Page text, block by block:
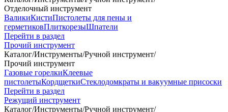
Отделочный инструмент
ВаликиКистиПистолеты для пены и
герметиковПлиткорезыШпатели
Перейти в раздел
Прочий инструмент
Каталог/Инструменты/Ручной инструмент/
Прочий инструмент
Газовые горелкиКлеевые
пистолетыКордщеткиСтеклодомкраты и вакуумные присоски
Перейти в раздел
Режущий инструмент
Каталог/Инструменты/Ручной инструмент/